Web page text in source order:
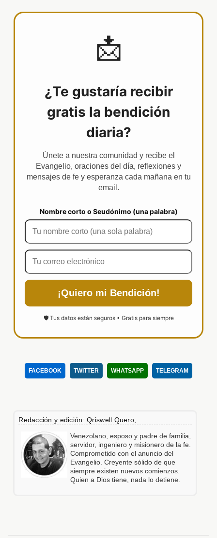
📩
¿Te gustaría recibir
gratis la bendición
diaria?
Únete a nuestra comunidad y recibe el
Evangelio, oraciones del día, reflexiones y
mensajes de fe y esperanza cada mañana en tu
email.
Nombre corto o Seudónimo (una palabra)
¡Quiero mi Bendición!
🛡️ Tus datos están seguros • Gratis para siempre
FACEBOOK TWITTER WHATSAPP TELEGRAM
Redacción y edición: Qriswell Quero,
Venezolano, esposo y padre de familia,
servidor, ingeniero y misionero de la fe.
Comprometido con el anuncio del
Evangelio. Creyente sólido de que
siempre existen nuevos comienzos.
Quien a Dios tiene, nada lo detiene.